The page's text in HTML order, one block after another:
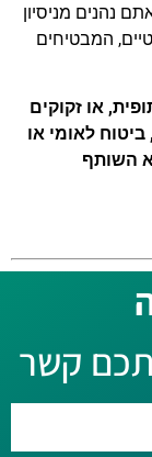
נהנים מניסיון
המבטיחים
או זקוקים
ביטוח לאומי או
השותף
קשר